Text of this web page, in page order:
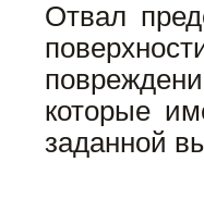
Отвал
которые
заданной